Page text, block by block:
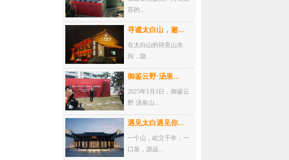
苏的...
寻谧太白山，邂...
在太白山的诗意山水
间，隐...
御鉴云野·汤泉...
2025年1月3日，御鉴云
野·汤泉山...
遇见太白遇见你...
一个山，屹立千年；一
口泉，源远...